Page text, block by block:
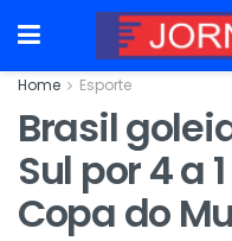
Home Esporte
Brasil
Sul por 4 a
Copa do